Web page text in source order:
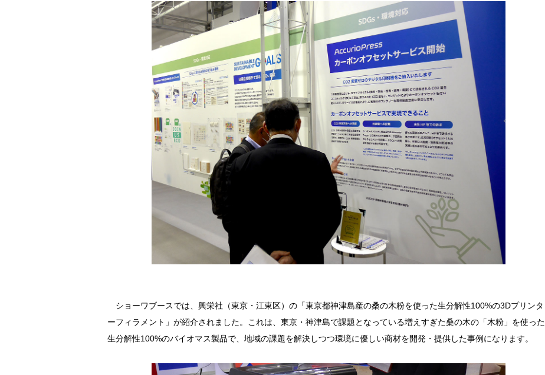
ショーワブースでは、興栄社（東京・江東区）の「東京都神津島産の桑の木粉を使った生分解性100%の3Dプリンタ
ーフィラメント」が紹介されました。これは、東京・神津島で課題となっている増えすぎた桑の木の「木粉」を使った
生分解性100%のバイオマス製品で、地域の課題を解決しつつ環境に優しい商材を開発・提供した事例になります。